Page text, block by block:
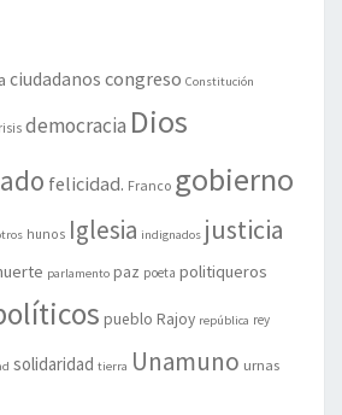
ciudadanos congreso Constitución
democracia Dios
felicidad. Franco gobierno
hunos Iglesia indignados justicia
parlamento paz poeta politiqueros
pueblo Rajoy república rey
solidaridad tierra Unamuno urnas